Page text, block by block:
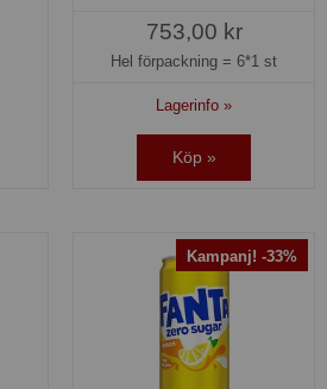
753,00 kr
Hel förpackning = 6*1 st
Lagerinfo »
Köp »
Kampanj! -33%